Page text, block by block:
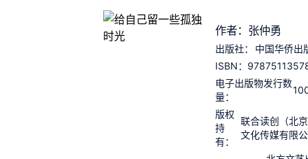
作者：张仲勇
出版社：
中国华侨出
ISBN：
电子出版物发行数
量：
版权
持
有：
联合读创（北
文化传媒有限